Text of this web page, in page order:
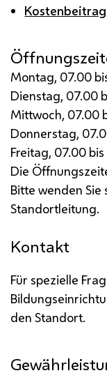
Kostenbeitrag
Montag, 07.00
Dienstag, 07.00
Mittwoch, 07.00
Donnerstag,
Freitag, 07.00
Die
Bitte wenden
Standortleitung.
Kontakt
Für spezielle
den Standort.